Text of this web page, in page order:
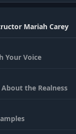
Mariah Carey
Your Voice
the Realness